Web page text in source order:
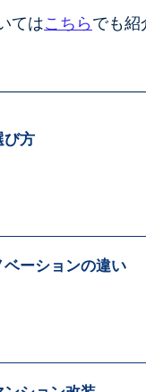
てはこちらでも紹
び方
ベーションの違い